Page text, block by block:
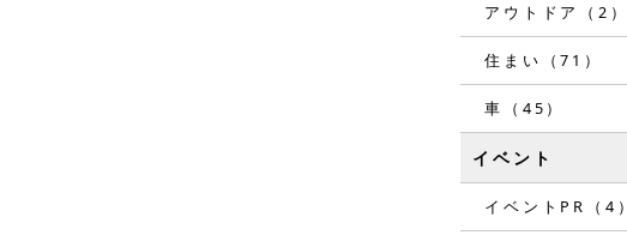
アウトドア（2）
住まい（71）
車（45）
イベント
イベントPR（4）